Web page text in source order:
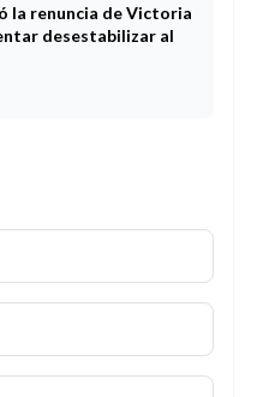
la renuncia de Victoria
desestabilizar al